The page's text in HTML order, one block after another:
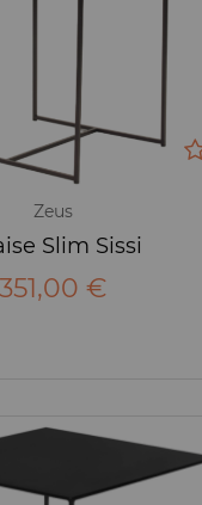
Zeus
Slim Sissi
351,00 €